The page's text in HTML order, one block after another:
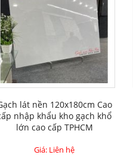
lát nền 120x180cm Cao
nhập khẩu kho gạch khổ
lớn cao cấp TPHCM
Giá: Liên hệ